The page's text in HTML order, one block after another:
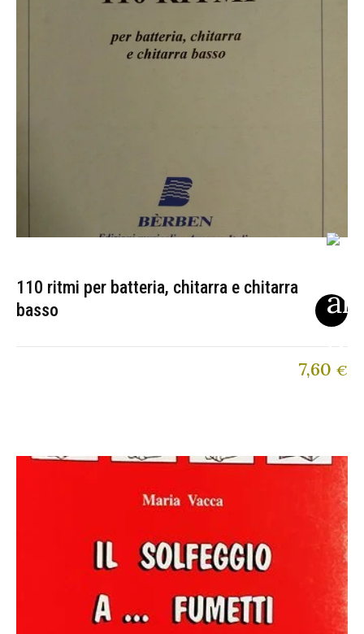
110 ritmi per batteria, chitarra e chitarra
basso
7,60 €